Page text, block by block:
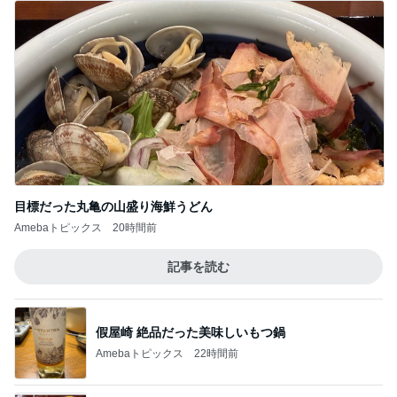
目標だった丸亀の山盛り海鮮うどん
Amebaトピックス 20時間前
記事を読む
假屋崎 絶品だった美味しいもつ鍋
Amebaトピックス 22時間前